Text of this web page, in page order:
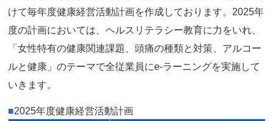
けて毎年度健康経営活動計画を作成しております。2025年
度の計画においては、ヘルスリテラシー教育に力をいれ、
「女性特有の健康関連課題、頭痛の種類と対策、アルコー
ルと健康」のテーマで全従業員にe-ラーニングを実施して
いきます。
■2025年度健康経営活動計画